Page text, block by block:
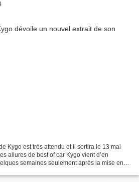
Kygo est très attendu et il sortira le 13 mai
allures de best of car Kygo vient d’en
semaines seulement après la mise en